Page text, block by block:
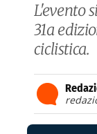
L'evento
31a
ciclistica.